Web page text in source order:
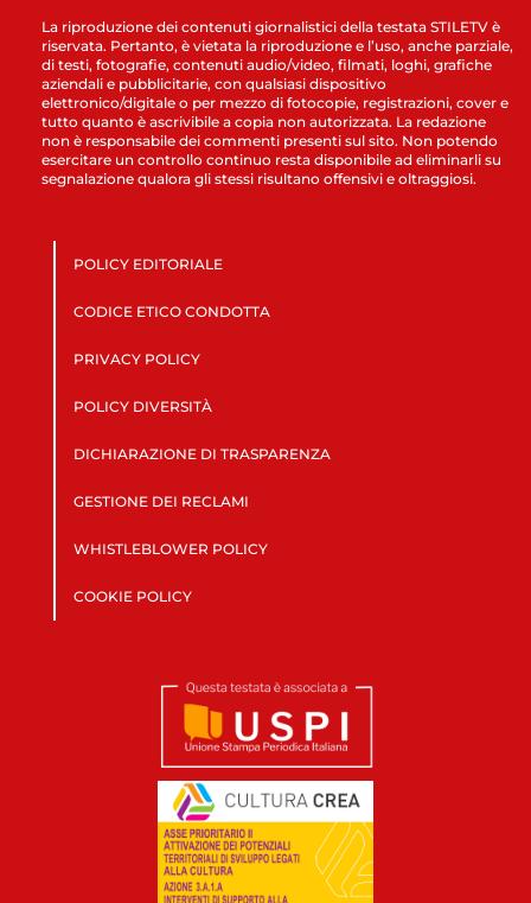
La riproduzione dei contenuti giornalistici della testata STILETV è
riservata. Pertanto, è vietata la riproduzione e l’uso, anche parziale,
di testi, fotografie, contenuti audio/video, filmati, loghi, grafiche
aziendali e pubblicitarie, con qualsiasi dispositivo
elettronico/digitale o per mezzo di fotocopie, registrazioni, cover e
tutto quanto è ascrivibile a copia non autorizzata. La redazione
non è responsabile dei commenti presenti sul sito. Non potendo
esercitare un controllo continuo resta disponibile ad eliminarli su
segnalazione qualora gli stessi risultano offensivi e oltraggiosi.
POLICY EDITORIALE
CODICE ETICO CONDOTTA
PRIVACY POLICY
POLICY DIVERSITÀ
DICHIARAZIONE DI TRASPARENZA
GESTIONE DEI RECLAMI
WHISTLEBLOWER POLICY
COOKIE POLICY